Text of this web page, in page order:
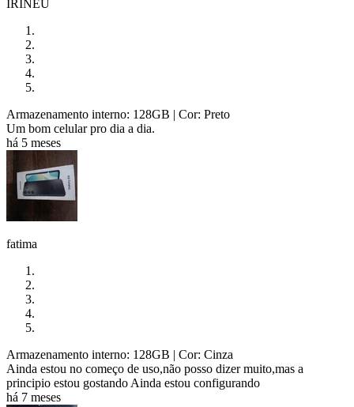
IRINEU
Armazenamento interno: 128GB | Cor: Preto
Um bom celular pro dia a dia.
há 5 meses
fatima
Armazenamento interno: 128GB | Cor: Cinza
Ainda estou no começo de uso,não posso dizer muito,mas a
principio estou gostando Ainda estou configurando
há 7 meses